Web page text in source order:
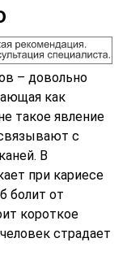
– довольно
как
такое явление
с
В
при кариесе
болит от
короткое
страдает